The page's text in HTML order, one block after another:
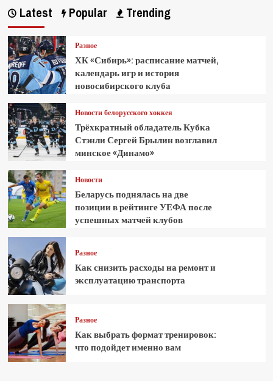
Latest Popular Trending
Разное
ХК «Сибирь»: расписание матчей,
календарь игр и история
новосибирского клуба
Новости белорусского хоккея
Трёхкратный обладатель Кубка
Стэнли Сергей Брылин возглавил
минское «Динамо»
Новости
Беларусь поднялась на две
позиции в рейтинге УЕФА после
успешных матчей клубов
Разное
Как снизить расходы на ремонт и
эксплуатацию транспорта
Разное
Как выбрать формат тренировок:
что подойдет именно вам